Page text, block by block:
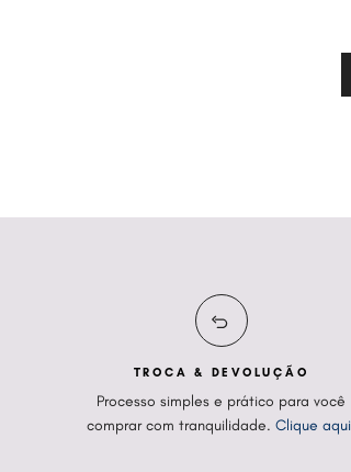
TROCA & DEVOLUÇÃO
Processo simples e prático para você
comprar com tranquilidade. Clique aqui